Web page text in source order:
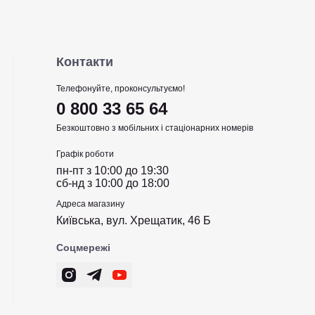
Контакти
Телефонуйте, проконсультуємо!
0 800 33 65 64
Безкоштовно з мобільних і стаціонарних номерів
Графік роботи
пн-пт з 10:00 до 19:30
сб-нд з 10:00 до 18:00
Адреса магазину
Київська, вул. Хрещатик, 46 Б
Соцмережі